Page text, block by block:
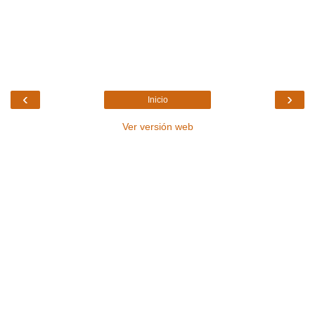
‹ ›
Inicio
Ver versión web